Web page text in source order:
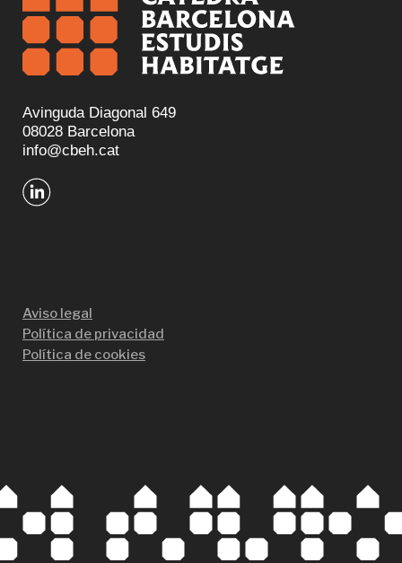
Avinguda Diagonal 649
08028 Barcelona
info@cbeh.cat
Aviso legal
Política de privacidad
Política de cookies